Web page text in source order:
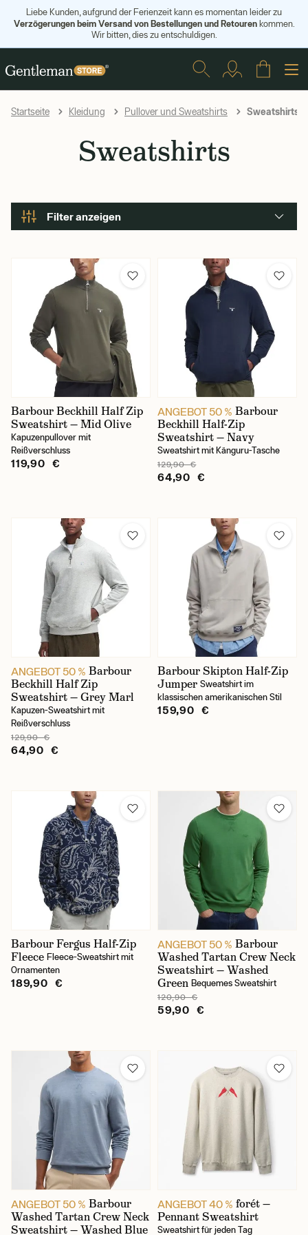
Liebe Kunden, aufgrund der Ferienzeit kann es momentan leider zu
Verzögerungen beim Versand von Bestellungen und Retourenkommen.
Wir bitten, dies zu entschuldigen.
Startseite Kleidung Pullover und Sweatshirts Sweatshirts
Sweatshirts
Filter anzeigen
Barbour
forét
Ausschnittform
Rundhalsausschnitt
Farbe
Gemustert
Grau
Grün
Weiß
Preis
M
L
XL
XXL
XXXL
Material der Kleidung
Polyester
Geschlecht
Male
Barbour Beckhill Half Zip
Sweatshirt — Mid Olive
Kapuzenpullover mit
Reißverschluss
119,90 €
ANGEBOT 50 % Barbour
Beckhill Half-Zip
Sweatshirt — Navy
Sweatshirt mit Känguru-Tasche
129,90 €
64,90 €
ANGEBOT 50 % Barbour
Beckhill Half Zip
Sweatshirt — Grey Marl
Kapuzen-Sweatshirt mit
Reißverschluss
129,90 €
64,90 €
Barbour Skipton Half-Zip
Jumper Sweatshirt im
klassischen amerikanischen Stil
159,90 €
Barbour Fergus Half-Zip
Fleece Fleece-Sweatshirt mit
Ornamenten
189,90 €
ANGEBOT 50 % Barbour
Washed Tartan Crew Neck
Sweatshirt — Washed
Green Bequemes Sweatshirt
120,90 €
59,90 €
ANGEBOT 50 % Barbour
Washed Tartan Crew Neck
Sweatshirt — Washed Blue
ANGEBOT 40 % forét —
Pennant Sweatshirt
Sweatshirt für jeden Tag